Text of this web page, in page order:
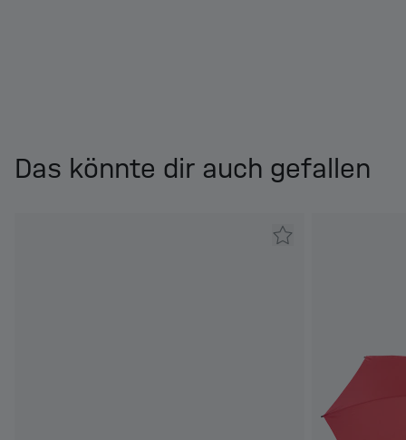
Das könnte dir auch gefallen